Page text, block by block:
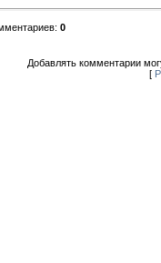
: 0
Добавлять комментарии
[